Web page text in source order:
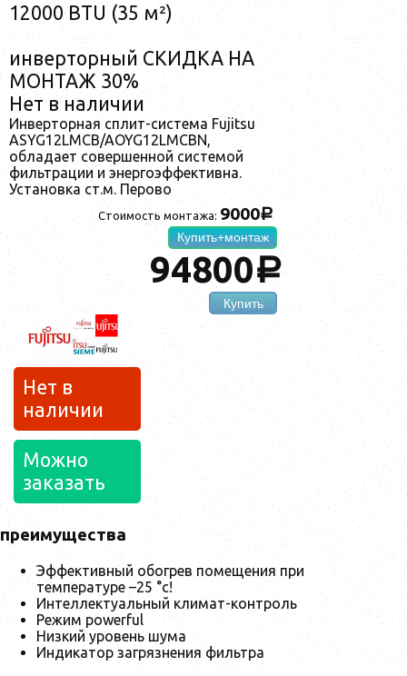
12000 BTU (35 м²)
инверторный СКИДКА НА
МОНТАЖ 30%
Нет в наличии
Инверторная сплит-система Fujitsu
ASYG12LMCB/AOYG12LMCBN,
обладает совершенной системой
фильтрации и энергоэффективна.
Установка ст.м. Перово
Стоимость монтажа: 9000a
Купить+монтаж
94800a
Купить
Нет в
наличии
Можно
заказать
преимущества
Эффективный обогрев помещения при
температуре –25 °c!
Интеллектуальный климат-контроль
Режим powerful
Низкий уровень шума
Индикатор загрязнения фильтра